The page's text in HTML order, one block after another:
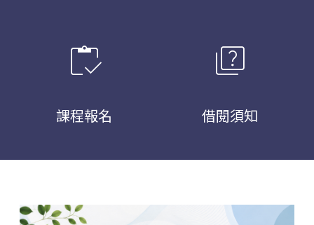
inventory
課程報名
quiz
借閱須知